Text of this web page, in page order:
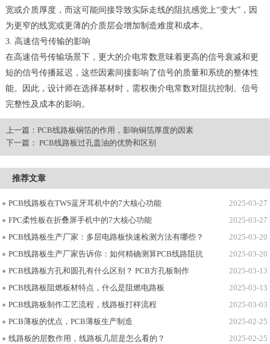
宽或介质厚度，而这可能间接导致实际走线的阻抗感觉上“变大”，因
为更窄的线宽或更薄的介质层会增加制造难度和成本。
3. 高速信号传输的影响
在高速信号传输场景下，更大的介电常数意味着更高的信号衰减和更
短的信号传播延迟，这些因素间接影响了信号的质量和系统的整体性
能。因此，设计师在选择基材时，需权衡介电常数对阻抗控制、信号
完整性及成本的影响。
上一篇： PCB线路板铜箔的作用，影响铜箔厚度的因素
下一篇： PCB线路板过孔盖油的优势和区别
推荐文章
2025-03-27
PCB线路板在TWS蓝牙耳机中的7大核心功能
2025-03-27
FPC柔性板在折叠屏手机中的7大核心功能
2025-03-20
PCB线路板生产厂家：多层电路板快速检测方法有哪些？
2025-03-20
PCB线路板生产厂家告诉你：如何精确测算PCB线路阻抗
2025-03-13
PCB线路板方孔和圆孔有什么区别？ PCB方孔板制作
2025-03-13
PCB线路板阻燃板材特点，什么是阻燃电路板
2025-03-03
PCB线路板制作工艺流程，线路板打样流程
2025-02-25
PCB薄板的优点，PCB薄板生产制造
2025-02-25
线路板的层数作用，线路板几层是怎么看的？